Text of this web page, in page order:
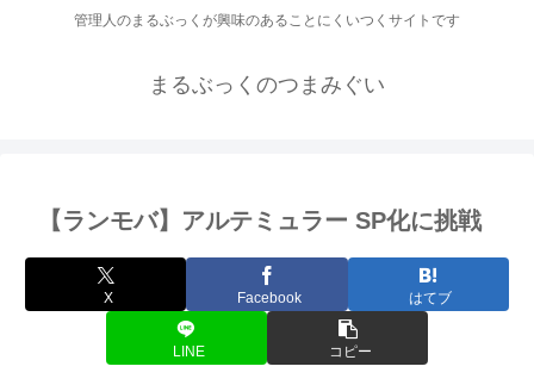
管理人のまるぶっくが興味のあることにくいつくサイトです
まるぶっくのつまみぐい
【ランモバ】アルテミュラー SP化に挑戦
X Facebook はてブ
LINE コピー